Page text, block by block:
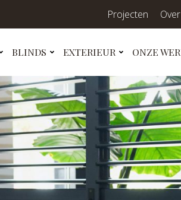
Projecten
BLINDS EXTERIEUR ONZE